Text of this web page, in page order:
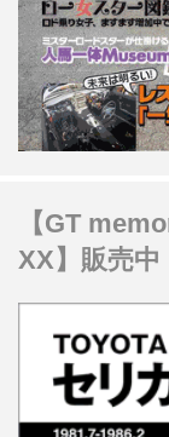
【GT
XX】販売中